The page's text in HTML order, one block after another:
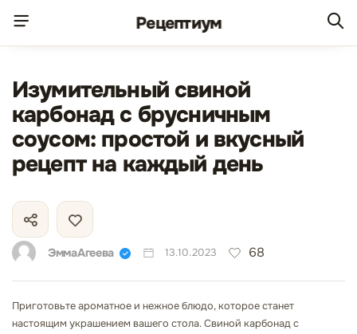
Рецептиум
Изумительный свиной
карбонад с брусничным
соусом: простой и вкусный
рецепт на каждый день
ЭммаАгеева 13.10.2023 68
Приготовьте ароматное и нежное блюдо, которое станет
настоящим украшением вашего стола. Свиной карбонад с